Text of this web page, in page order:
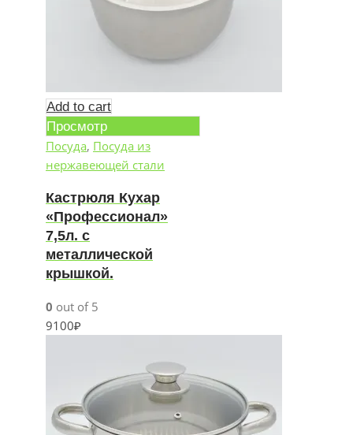
Add to cart
Просмотр
Посуда, Посуда из
нержавеющей стали
Кастрюля Кухар
«Профессионал»
7,5л. с
металлической
крышкой.
0 out of 5
9100₽